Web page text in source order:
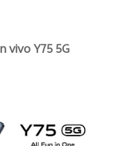
vivo Y75 5G